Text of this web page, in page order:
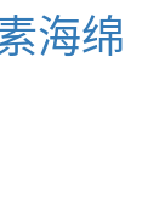
海绵